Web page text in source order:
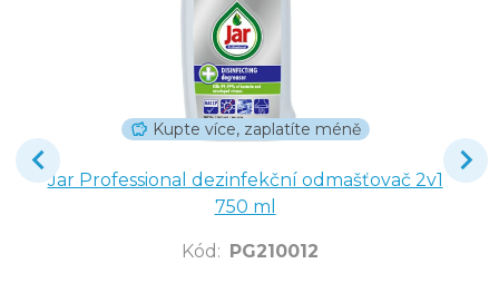
Kupte více, zaplatíte méně
Jar Professional dezinfekční odmašťovač 2v1
750 ml
Kód : PG210012